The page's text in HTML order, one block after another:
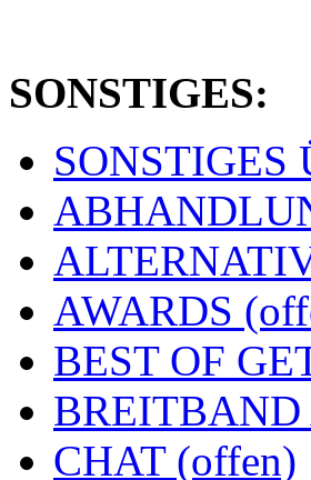
SONSTIGES:
SONSTIGES
AWARDS
BEST OF
BREITBAND
CHAT (offen)